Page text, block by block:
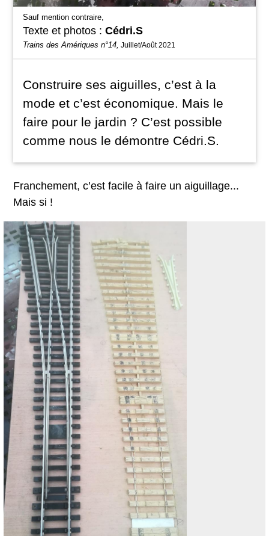
Sauf mention contraire,
Texte et photos : Cédri.S
Trains des Amériques n°14, Juillet/Août 2021
Construire ses aiguilles, c’est à la
mode et c’est économique. Mais le
faire pour le jardin ? C’est possible
comme nous le démontre Cédri.S.
Franchement, c’est facile à faire un aiguillage...
Mais si !